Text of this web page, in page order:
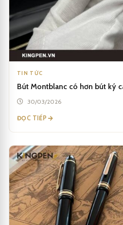
TIN TỨC
Bút Montblanc có hơn bút ký
30/03/2026
ĐỌC TIẾP